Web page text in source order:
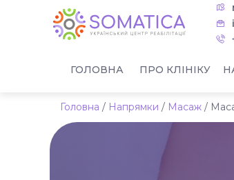
ГОЛОВНА ПРО КЛІНІКУ
Головна / Напрямки / Масаж /